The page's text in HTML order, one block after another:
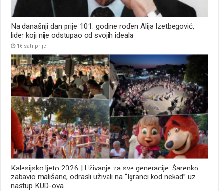
Na današnji dan prije 101. godine rođen Alija Izetbegović,
lider koji nije odstupao od svojih ideala
16 sati prije
Kalesijsko ljeto 2026 | Uživanje za sve generacije: Šarenko
zabavio mališane, odrasli uživali na “Igranci kod nekad” uz
nastup KUD-ova